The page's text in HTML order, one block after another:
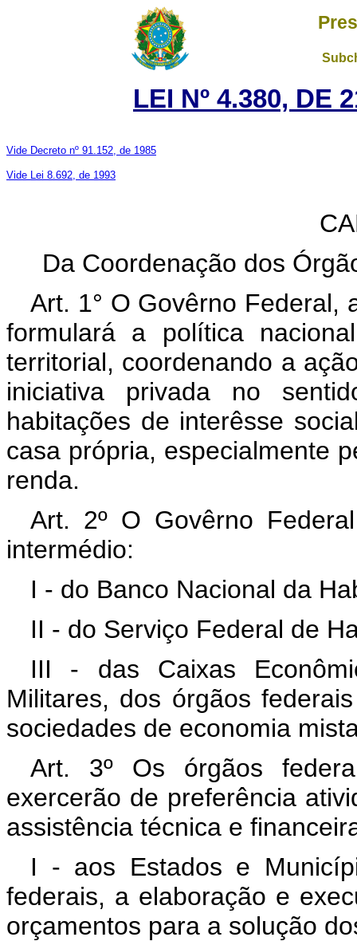
LEI Nº 4.380, DE
Vide Decreto nº 91.152, de 1985
Vide Lei 8.692, de 1993
Da Coordenação dos
Art. 1° O Govêrno Federal,
formulará a política
territorial, coordenando a
iniciativa privada no
habitações de interêsse
casa própria, especialmente
renda.
Art. 2º O Govêrno
intermédio:
I - do Banco Nacional da
II - do Serviço Federal de
III - das Caixas
Militares, dos órgãos
sociedades de economia
Art. 3º Os órgãos
exercerão de preferência
assistência técnica e
I - aos Estados e
federais, a elaboração e
orçamentos para a solução